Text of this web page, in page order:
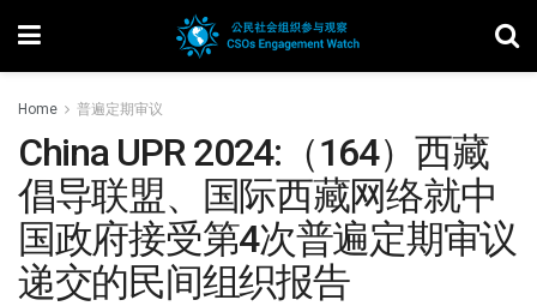
Home 普遍定期审议
China UPR 2024:（164）西藏
倡导联盟、国际西藏网络就中
国政府接受第4次普遍定期审议
递交的民间组织报告